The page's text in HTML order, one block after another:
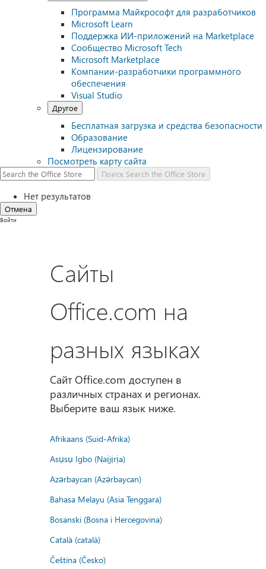
Программа Майкрософт для разработчиков
Microsoft Learn
Поддержка ИИ-приложений на Marketplace
Сообщество Microsoft Tech
Microsoft Marketplace
Компании-разработчики программного
обеспечения
Visual Studio
Другое
Бесплатная загрузка и средства безопасности
Образование
Лицензирование
Посмотреть карту сайта
Поиск Search the Office Store
Нет результатов
Отмена
Войти
Сайты
Office.com на
разных языках
Сайт Office.com доступен в
различных странах и регионах.
Выберите ваш язык ниже.
Afrikaans (Suid-Afrika)
Asụsụ Igbo (Naịjịrịa)
Azərbaycan (Azərbaycan)
Bahasa Melayu (Asia Tenggara)
Bosanski (Bosna i Hercegovina)
Català (català)
Čeština (Česko)